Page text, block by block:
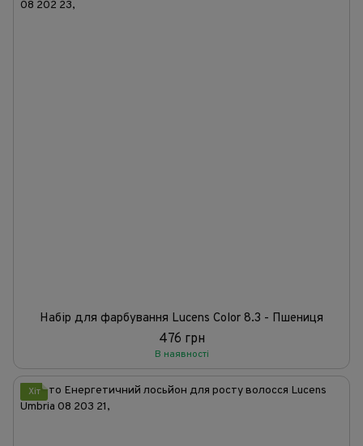
Набір для фарбування Lucens Color 8.3 - Пшениця
476 грн
В наявності
Хіт